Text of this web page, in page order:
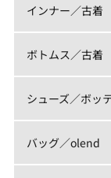
インナー／古着
ボトムス／古着
シューズ／ボッ
バッグ／olend